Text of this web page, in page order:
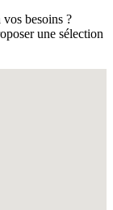
vos besoins ?
une sélection